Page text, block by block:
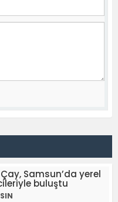
Samsun’da yerel
buluştu